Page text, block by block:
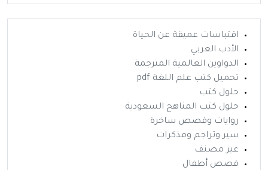
اقتباسات عميقة عن الحياة
الأدب العربي
الدواوين العالمية المترجمة
تحميل كتب علم اللغة pdf
حلول كتب
حلول كتب المناهج السعودية
روايات وقصص ساخرة
سير وتراجم ومذكرات
غير مصنف
قصص أطفال